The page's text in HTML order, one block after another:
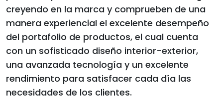
creyendo en la marca y comprueben de una
manera experiencial el excelente desempeño
del portafolio de productos, el cual cuenta
con un sofisticado diseño interior-exterior,
una avanzada tecnología y un excelente
rendimiento para satisfacer cada día las
necesidades de los clientes.